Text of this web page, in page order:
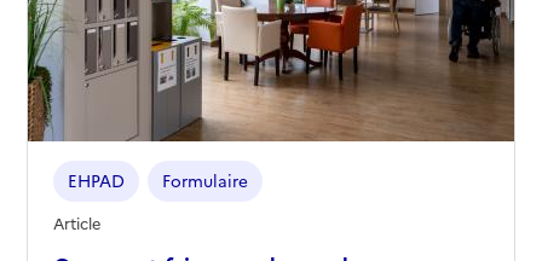
EHPAD Formulaire
Article